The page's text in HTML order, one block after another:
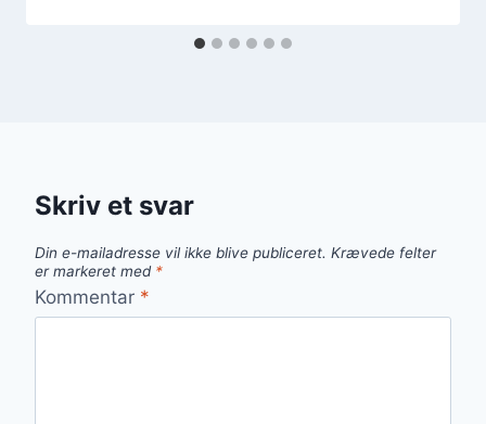
Skriv et svar
Din e-mailadresse vil ikke blive publiceret. Krævede felter
er markeret med *
Kommentar *